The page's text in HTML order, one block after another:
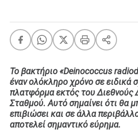
A-List LGBTQI+
LIFE
Το βακτήριο «Deinococcus
έναν ολόκληρο χρόνο σε ειδικά
πλατφόρμα εκτός του Διεθνούς
Σταθμού. Αυτό σημαίνει ότι θα
επιβιώσει και σε άλλα
αποτελεί σημαντικό εύρημα.